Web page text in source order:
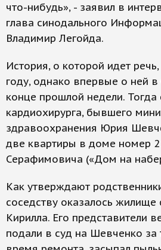
что-нибудь», - заявил в
глава синодального
Владимир Легойда.
История, о которой идет
году, однако впервые о ней
конце прошлой недели.
кардиохирурга, бывшего
здравоохранения Юрия
две квартиры в доме номер 2
Серафимовича («Дом на
Как утверждают
соседству оказалось жилище
Кирилла. Его представители
подали в суд на Шевченко за